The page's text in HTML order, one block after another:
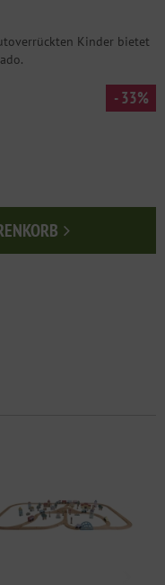
Kinder bietet
- 33%